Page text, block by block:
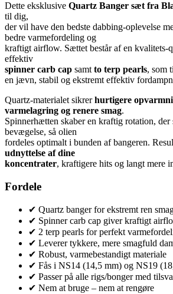
Dette eksklusive Quartz Banger sæt fra
til dig,
der vil have den bedste dabbing-oplevelse
bedre varmefordeling og
kraftigt airflow. Sættet består af en kvalitets-
effektiv
spinner carb cap samt to terp pearls, som
en jævn, stabil og ekstremt effektiv
Quartz-materialet sikrerhurtigere
varmelagring og renere smag.
Spinnerhætten skaber en kraftig rotation,
bevægelse, så olien
fordeles optimalt i bunden af bangeren.
udnyttelse af dine
koncentrater, kraftigere hits og langt mere
Fordele
✔ Quartz banger for ekstremt ren
✔ Spinner carb cap giver kraftigt
✔ 2 terp pearls for perfekt
✔ Leverer tykkere, mere smagfuld
✔ Robust, varmebestandigt materiale
✔ Fås i NS14 (14,5 mm) og NS19
✔ Passer på alle rigs/bonger med
✔ Nem at bruge – nem at rengøre